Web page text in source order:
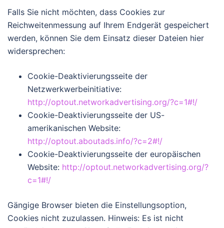
Falls Sie nicht möchten, dass Cookies zur
Reichweitenmessung auf Ihrem Endgerät gespeichert
werden, können Sie dem Einsatz dieser Dateien hier
widersprechen:
Cookie-Deaktivierungsseite der
Netzwerkwerbeinitiative:
http://optout.networkadvertising.org/?c=1#!/
Cookie-Deaktivierungsseite der US-
amerikanischen Website:
http://optout.aboutads.info/?c=2#!/
Cookie-Deaktivierungsseite der europäischen
Website: http://optout.networkadvertising.org/?
c=1#!/
Gängige Browser bieten die Einstellungsoption,
Cookies nicht zuzulassen. Hinweis: Es ist nicht